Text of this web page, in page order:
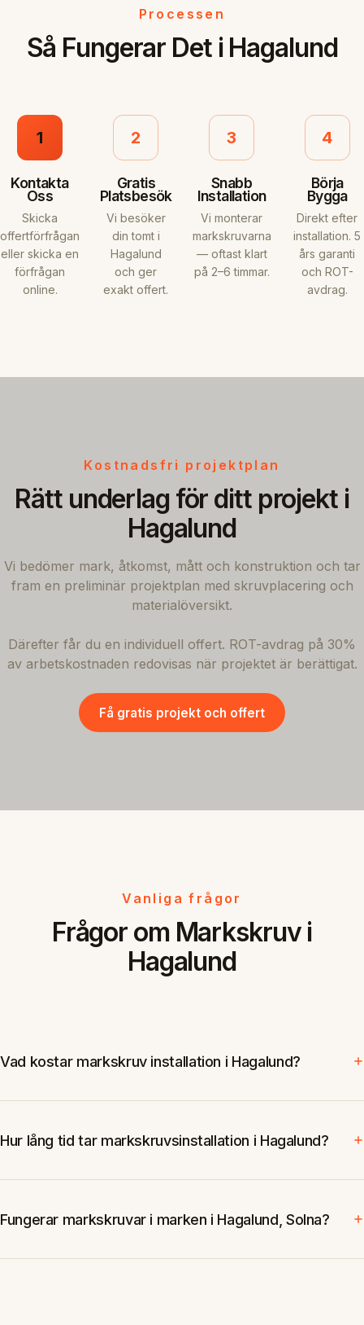
Processen
Så Fungerar Det i Hagalund
1
Kontakta
Oss
Skicka
offertförfrågan
eller skicka en
förfrågan
online.
2
Gratis
Platsbesök
Vi besöker
din tomt i
Hagalund
och ger
exakt offert.
3
Snabb
Installation
Vi monterar
markskruvarna
— oftast klart
på 2–6 timmar.
4
Börja
Bygga
Direkt efter
installation. 5
års garanti
och ROT-
avdrag.
Kostnadsfri projektplan
Rätt underlag för ditt projekt i
Hagalund
Vi bedömer mark, åtkomst, mått och konstruktion och tar
fram en preliminär projektplan med skruvplacering och
materialöversikt.
Därefter får du en individuell offert. ROT-avdrag på 30%
av arbetskostnaden redovisas när projektet är berättigat.
Få gratis projekt och offert
Vanliga frågor
Frågor om Markskruv i
Hagalund
Vad kostar markskruv installation i Hagalund?
Hur lång tid tar markskruvsinstallation i Hagalund?
Fungerar markskruvar i marken i Hagalund, Solna?